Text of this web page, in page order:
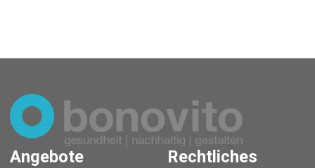
Angebote Rechtliches